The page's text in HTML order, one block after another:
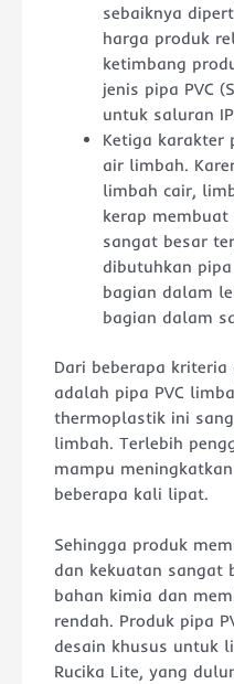
sebaiknya
harga produk
ketimbang
jenis pipa PVC
untuk saluran
Ketiga karakter
air limbah.
limbah cair,
kerap
sangat besar
dibutuhkan
bagian dalam
bagian dalam
Dari beberapa
adalah pipa PVC
thermoplastik ini
limbah. Terlebih
mampu
beberapa kali lipat.
Sehingga produk
dan kekuatan sangat
bahan kimia dan
rendah. Produk pipa
desain khusus untuk
Rucika Lite, yang